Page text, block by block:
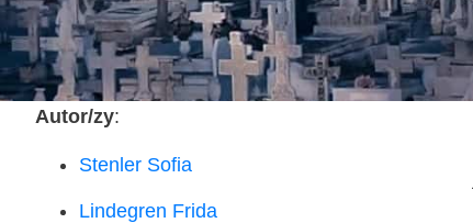
Autor/zy:
Sten­ler Sofia
Lin­de­gren Frida